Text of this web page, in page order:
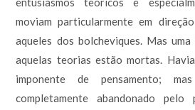
moviam particularmente em
aqueles dos bolcheviques. Mas
aquelas teorias estão mortas.
imponente de pensamento;
completamente abandonado pelo